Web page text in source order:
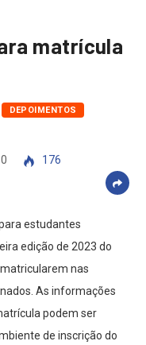
matrícula
DEPOIMENTOS
0
176
estudantes
edição de 2023 do
nas
As informações
podem ser
de inscrição do